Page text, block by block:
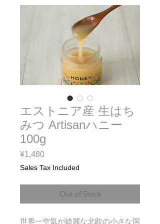
エストニア産 生はち
みつ Artisanハニー
100g
¥1,480Price
Sales Tax Included
Out of Stock
世界一空気が綺麗な北欧の小さな国